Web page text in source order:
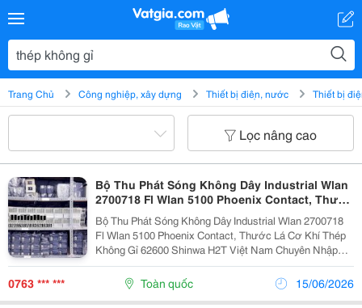
Trang Chủ Công nghiệp, xây dựng Thiết bị điện, nước Thiết bị
Lọc nâng cao
Bộ Thu Phát Sóng Không Dây Industrial Wlan
2700718 Fl Wlan 5100 Phoenix Contact, Thước
Lá Cơ Khí Thép Không Gỉ 62600 Shinwa
Bộ Thu Phát Sóng Không Dây Industrial Wlan 2700718
Fl Wlan 5100 Phoenix Contact, Thước Lá Cơ Khí Thép
Không Gỉ 62600 Shinwa H2T Việt Nam Chuyên Nhập
Khẩu Và Phân Phối Thiết Bị Tự Động Hóa Tại Việt Nam
Thông Tin Liên Hệ:...
0763 *** *** Toàn quốc 15/06/2026